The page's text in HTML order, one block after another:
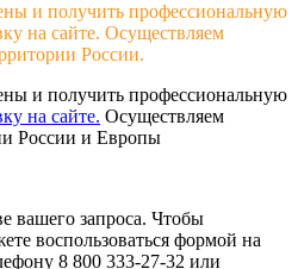
и получить профессиональную
на сайте. Осуществляем
России.
и получить профессиональную
на сайте. Осуществляем
России и Европы
вашего запроса. Чтобы
воспользоваться формой на
8 800 333-27-32 или